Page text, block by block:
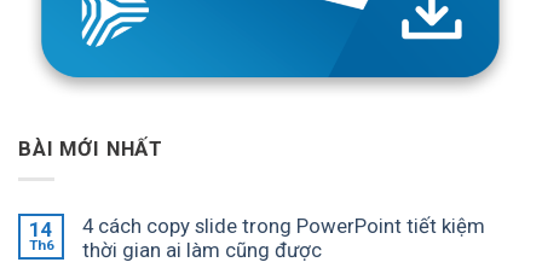
BÀI MỚI NHẤT
14
Th6
4 cách copy slide trong PowerPoint tiết kiệm
thời gian ai làm cũng được